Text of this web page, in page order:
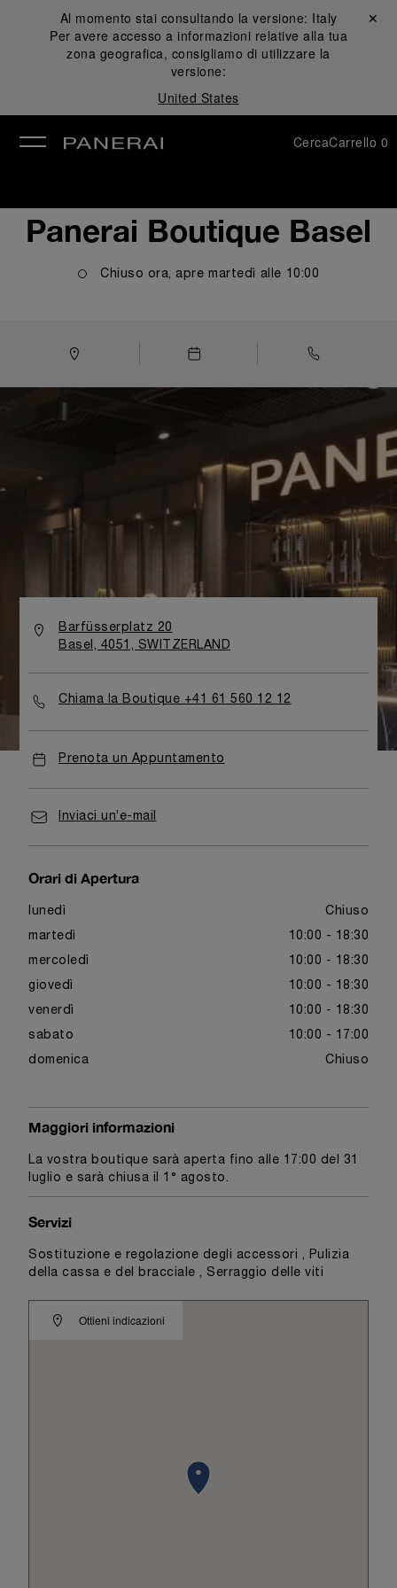
Al momento stai consultando la versione: Italy
Per avere accesso a informazioni relative alla tua
zona geografica, consigliamo di utilizzare la
versione:
United States
Chiudi ✕
CercaCarrello 0
Panerai Boutique Basel
Chiuso ora, apre martedì alle 10:00
Barfüsserplatz 20
Basel, 4051, SWITZERLAND
Chiama la Boutique +41 61 560 12 12
Prenota un Appuntamento
Inviaci un’e-mail
Orari di Apertura
lunedì Chiuso
martedì 10:00 - 18:30
mercoledì 10:00 - 18:30
giovedì 10:00 - 18:30
venerdì 10:00 - 18:30
sabato 10:00 - 17:00
domenica Chiuso
Maggiori informazioni
La vostra boutique sarà aperta fino alle 17:00 del 31
luglio e sarà chiusa il 1° agosto.
Ottieni indicazioni
Servizi
Sostituzione e regolazione degli accessori , Pulizia
della cassa e del bracciale , Serraggio delle viti